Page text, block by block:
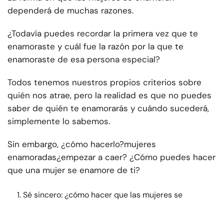
dependerá de muchas razones.
¿Todavía puedes recordar la primera vez que te
enamoraste y cuál fue la razón por la que te
enamoraste de esa persona especial?
Todos tenemos nuestros propios criterios sobre
quién nos atrae, pero la realidad es que no puedes
saber de quién te enamorarás y cuándo sucederá,
simplemente lo sabemos.
Sin embargo, ¿cómo hacerlo?mujeres
enamoradas¿empezar a caer? ¿Cómo puedes hacer
que una mujer se enamore de ti?
Sé sincero: ¿cómo hacer que las mujeres se